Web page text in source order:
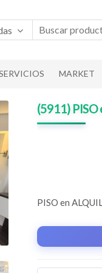
MARKET
(5911) PISO
PISO en